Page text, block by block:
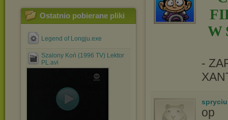
Ostatnio pobierane pliki
Legend of Longju.exe
Szalony Koń (1996 TV) Lektor
PL.avi
W
-
op